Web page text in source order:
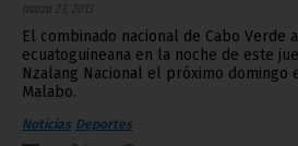
marzo 23, 2013
El combinado nacional de Cabo Verde
ecuatoguineana en la noche de este
Nzalang Nacional el próximo domingo
Malabo.
Noticias Deportes